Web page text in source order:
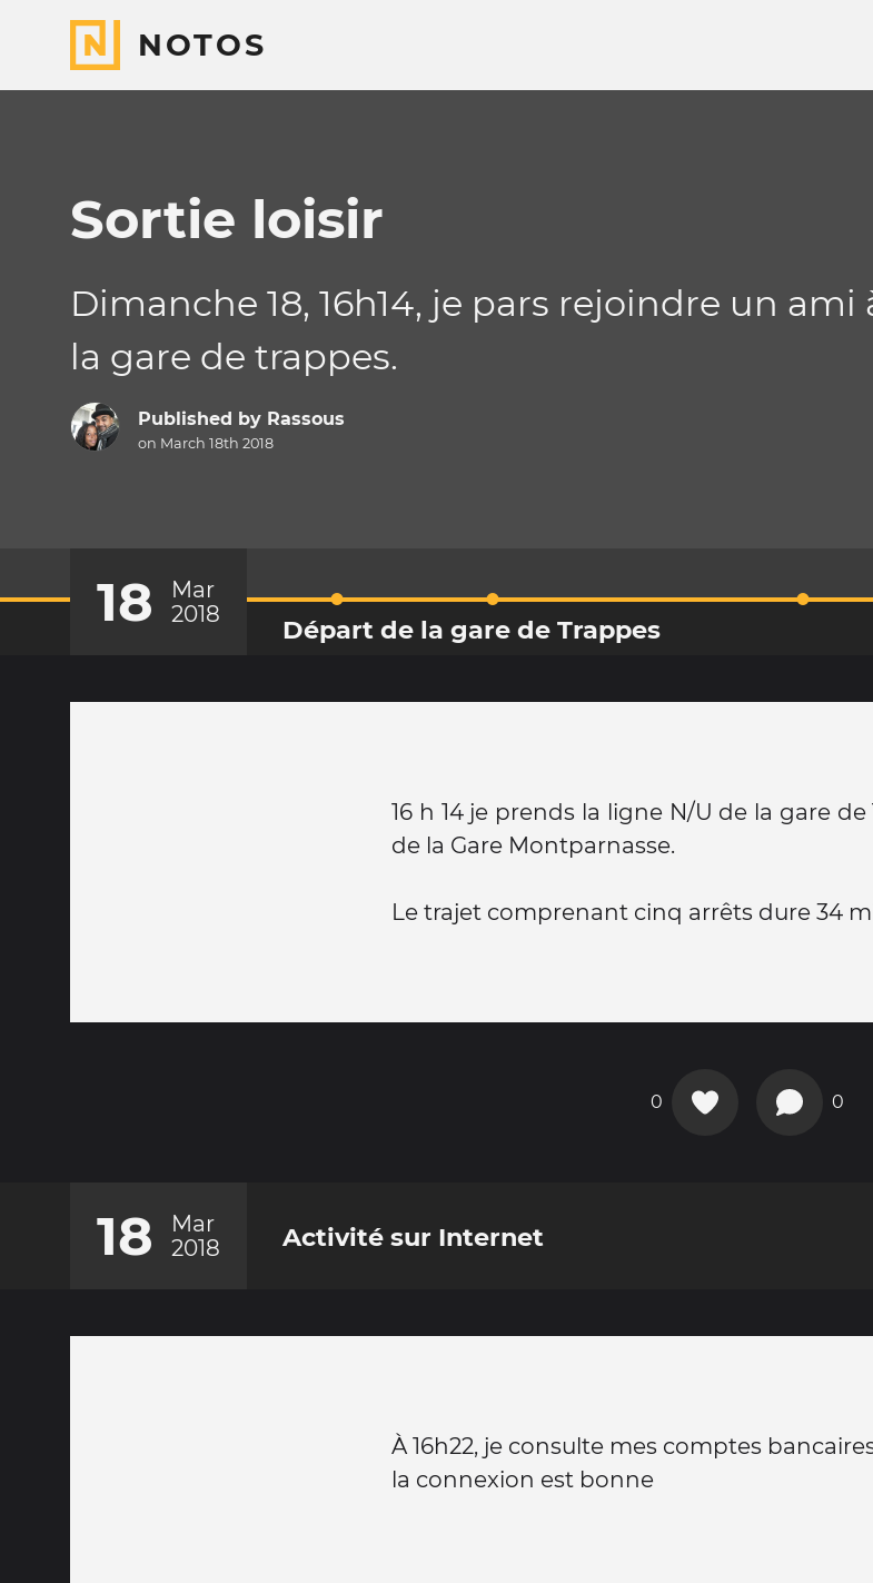
NOTOS
Sortie loisir
Dimanche 18, 16h14, je pars rejoindre un
la gare de trappes.
Published by Rassous
on March 18th 2018
18
Mar
2018
Départ de la gare de Trappes
16 h 14 je prends la ligne N/U de la gare
de la Gare Montparnasse.
Le trajet comprenant cinq arrêts dure 34
0 0
18
Mar
2018
Activité sur Internet
À 16h22, je consulte mes comptes
la connexion est bonne